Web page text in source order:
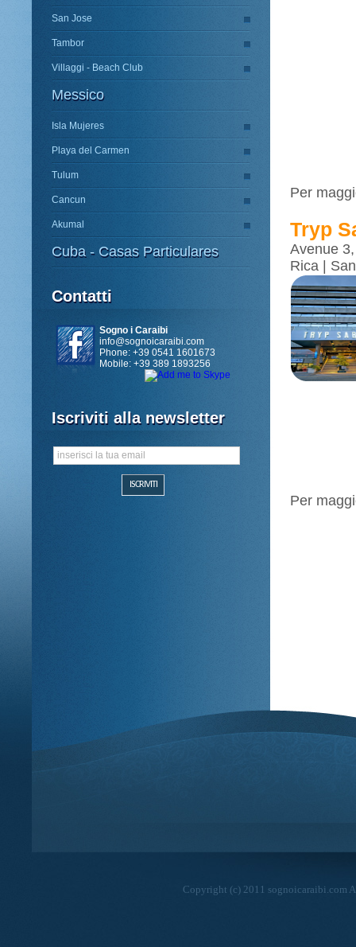
San Jose
Tambor
Villaggi - Beach Club
Messico
Isla Mujeres
Playa del Carmen
Tulum
Cancun
Akumal
Cuba - Casas Particulares
Contatti
Sogno i Caraibi
info@sognoicaraibi.com
Phone: +39 0541 1601673
Mobile: +39 389 1893256
Iscriviti alla newsletter
Per
Tryp
Avenue
Rica |
Per
Copyright (c) 2011 sognoicaraibi.com